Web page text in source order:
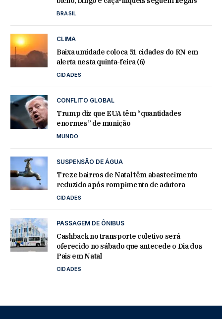
BRASIL
CLIMA
Baixa umidade coloca 51 cidades do RN em
alerta nesta quinta-feira (6)
CIDADES
CONFLITO GLOBAL
Trump diz que EUA têm “quantidades
enormes” de munição
MUNDO
SUSPENSÃO DE ÁGUA
Treze bairros de Natal têm abastecimento
reduzido após rompimento de adutora
CIDADES
PASSAGEM DE ÔNIBUS
Cashback no transporte coletivo será
oferecido no sábado que antecede o Dia dos
Pais em Natal
CIDADES